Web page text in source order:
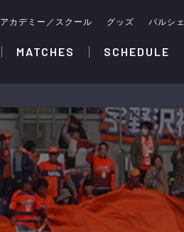
アカデミー／スクール グッズ パルシェ
MATCHES SCHEDULE